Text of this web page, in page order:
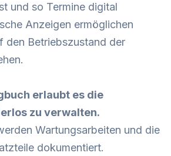
und so Termine digital
Anzeigen ermöglichen
den Betriebszustand der
erlaubt es die
zu verwalten.
Wartungsarbeiten und die
dokumentiert.